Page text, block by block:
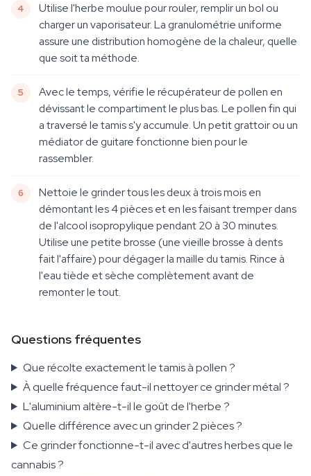
Utilise l'herbe moulue pour rouler, remplir un bol ou
charger un vaporisateur. La granulométrie uniforme
assure une distribution homogène de la chaleur, quelle
que soit ta méthode.
Avec le temps, vérifie le récupérateur de pollen en
dévissant le compartiment le plus bas. Le pollen fin qui
a traversé le tamis s'y accumule. Un petit grattoir ou un
médiator de guitare fonctionne bien pour le
rassembler.
Nettoie le grinder tous les deux à trois mois en
démontant les 4 pièces et en les faisant tremper dans
de l'alcool isopropylique pendant 20 à 30 minutes.
Utilise une petite brosse (une vieille brosse à dents
fait l'affaire) pour dégager la maille du tamis. Rince à
l'eau tiède et sèche complètement avant de
remonter le tout.
Questions fréquentes
Que récolte exactement le tamis à pollen ?
À quelle fréquence faut-il nettoyer ce grinder métal ?
L'aluminium altère-t-il le goût de l'herbe ?
Quelle différence avec un grinder 2 pièces ?
Ce grinder fonctionne-t-il avec d'autres herbes que le
cannabis ?